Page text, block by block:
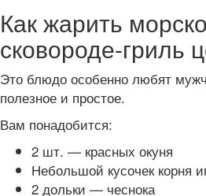
Как жарить
сковороде-гриль
Это блюдо особенно любят
полезное и простое.
Вам понадобится:
2 шт. — красных окуня
Небольшой кусочек корня
2 дольки — чеснока